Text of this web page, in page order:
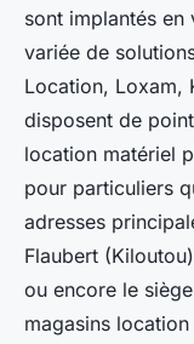
sont implantés
variée de
Location, Loxam,
disposent de
location matériel
pour particuliers
adresses
Flaubert
ou encore le
magasins